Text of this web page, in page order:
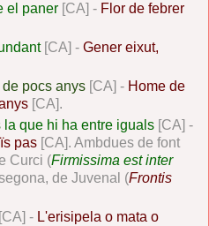
el paner [CA] - Flor de febrer
[CA] - Gener eixut,
pocs anys [CA] - Home de
[CA].
la que hi ha entre iguals [CA] -
pas [CA]. Ambdues de font
Curci (Firmissima est inter
de Juvenal (Frontis
[CA] - L'erisipela o mata o